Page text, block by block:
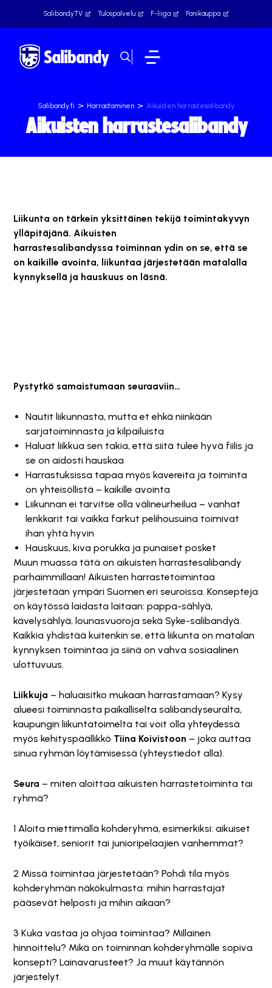
SalibandyTV Tulospalvelu F-liiga Fanikauppa
Salibandy.fi > Harrastaminen > Aikuisten harrastesalibandy
Aikuisten harrastesalibandy
Liikunta on tärkein yksittäinen tekijä toimintakyvyn
ylläpitäjänä. Aikuisten
harrastesalibandyssa toiminnan ydin on se, että se
on kaikille avointa, liikuntaa järjestetään matalalla
kynnyksellä ja hauskuus on läsnä.
Pystytkö samaistumaan seuraaviin…
Nautit liikunnasta, mutta et ehkä niinkään
sarjatoiminnasta ja kilpailuista
Haluat liikkua sen takia, että siitä tulee hyvä fiilis ja
se on aidosti hauskaa
Harrastuksissa tapaa myös kavereita ja toiminta
on yhteisöllistä – kaikille avointa
Liikunnan ei tarvitse olla välineurheilua – vanhat
lenkkarit tai vaikka farkut pelihousuina toimivat
ihan yhtä hyvin
Hauskuus, kiva porukka ja punaiset posket
Muun muassa tätä on aikuisten harrastesalibandy
parhaimmillaan! Aikuisten harrastetoimintaa
järjestetään ympäri Suomen eri seuroissa. Konsepteja
on käytössä laidasta laitaan: pappa-sählyä,
kävelysählyä, lounasvuoroja sekä Syke-salibandyä.
Kaikkia yhdistää kuitenkin se, että liikunta on matalan
kynnyksen toimintaa ja siinä on vahva sosiaalinen
ulottuvuus.
Liikkuja – haluaisitko mukaan harrastamaan? Kysy
alueesi toiminnasta paikalliselta salibandyseuralta,
kaupungin liikuntatoimelta tai voit olla yhteydessä
myös kehityspäällikkö Tiina Koivistoon – joka auttaa
sinua ryhmän löytämisessä (yhteystiedot alla).
Seura – miten aloittaa aikuisten harrastetoiminta tai
ryhmä?
1 Aloita miettimällä kohderyhmä, esimerkiksi: aikuiset
työikäiset, seniorit tai junioripelaajien vanhemmat?
2 Missä toimintaa järjestetään? Pohdi tila myös
kohderyhmän näkökulmasta: mihin harrastajat
pääsevät helposti ja mihin aikaan?
3 Kuka vastaa ja ohjaa toimintaa? Millainen
hinnoittelu? Mikä on toiminnan kohderyhmälle sopiva
konsepti? Lainavarusteet? Ja muut käytännön
järjestelyt.